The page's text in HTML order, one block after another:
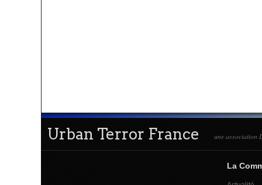
Urban Terror France une association
La